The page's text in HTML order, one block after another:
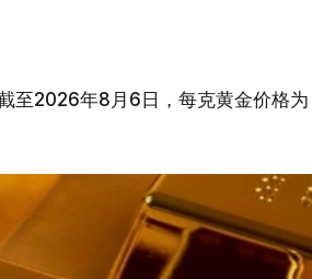
至2026年8月6日，每克黄金价格为